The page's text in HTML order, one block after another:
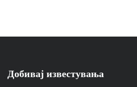
Добивај известувања